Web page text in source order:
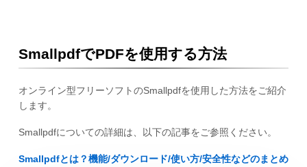
SmallpdfでPDFを使用する方法
オンライン型フリーソフトのSmallpdfを使用した方法をご紹介
します。
Smallpdfについての詳細は、以下の記事をご参照ください。
Smallpdfとは？機能/ダウンロード/使い方/安全性などのまとめ